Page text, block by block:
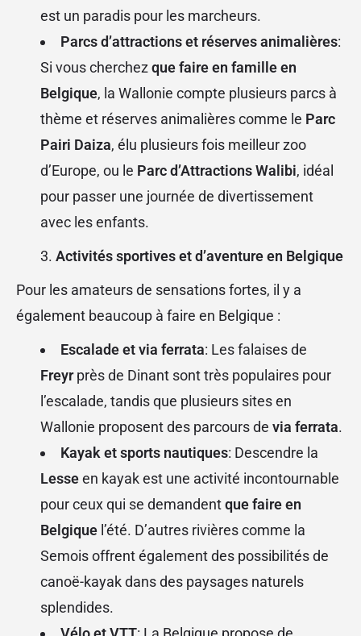
est un paradis pour les marcheurs.
Parcs d’attractions et réserves animalières:
Si vous cherchezque faire en famille en
Belgique, la Wallonie compte plusieurs parcs à
thème et réserves animalières comme le Parc
Pairi Daiza, élu plusieurs fois meilleur zoo
d’Europe, ou le Parc d’Attractions Walibi, idéal
pour passer une journée de divertissement
avec les enfants.
Activités sportives et d’aventure en Belgique
Pour les amateurs de sensations fortes, il y a
également beaucoup à faire en Belgique :
Escalade et via ferrata: Les falaises de
Freyrprès de Dinant sont très populaires pour
l’escalade, tandis que plusieurs sites en
Wallonie proposent des parcours de via ferrata.
Kayak et sports nautiques: Descendre la
Lesseen kayak est une activité incontournable
pour ceux qui se demandentque faire en
Belgique l’été. D’autres rivières comme la
Semois offrent également des possibilités de
canoë-kayak dans des paysages naturels
splendides.